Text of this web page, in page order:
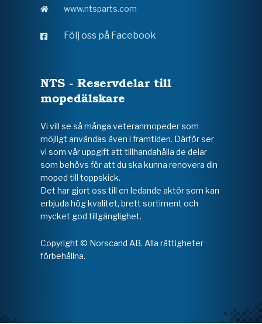
www.ntsparts.com
Följ oss på Facebook
NTS - Reservdelar till
mopedälskare
Vi vill se så många veteranmopeder som
möjligt användas även i framtiden. Därför ser
vi som vår uppgift att tillhandahålla de delar
som behövs för att du ska kunna renovera din
moped till toppskick.
Det har gjort oss till en ledande aktör som kan
erbjuda hög kvalitet, brett sortiment och
mycket god tillgänglighet.
Copyright © Norscand AB. Alla rättigheter
förbehållna.